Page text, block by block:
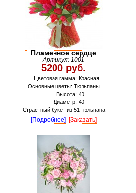
Пламенное сердце
Артикул: 1001
5200 руб.
Цветовая гамма: Красная
Основные цветы: Тюльпаны
Высота: 40
Диаметр: 40
Страстный букет из 51 тюльпана
[Подробнее] [Заказать]